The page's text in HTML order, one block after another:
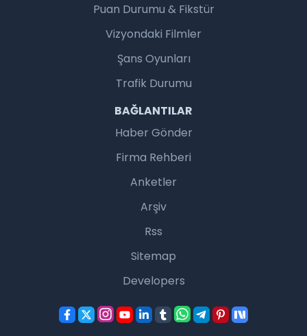
Puan Durumu & Fikstür
Vizyondaki Filmler
Şans Oyunları
Trafik Durumu
BAĞLANTILAR
Haber Gönder
Firma Rehberi
Anketler
Arşiv
Rss
Sitemap
Developers